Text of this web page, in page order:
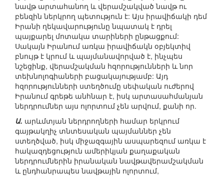
նավթ արտահանող և վերամշակված նավթ ու
բենզին ներկրող պետություն է: Այս իրավիճակի դեմ
Իրանի ղեկավարությունը նպատակ է դրել
պայքարել մոտակա տարիների ընթացքում:
Սակայն Իրանում առկա իրավիճակն օբյեկտիվ
բնույթ է կրում և պայմանավորված է, ինչպես
նշեցինք, վերամշակման հզորությունների և նոր
տեխնոլոգիաների բացակայությամբ: Այդ
հզորությունների ստեղծումը սեփական ուժերով
Իրանում գրեթե անհնար է, իսկ արտասահմանյան
ներդրումներ այս ոլորտում չեն արվում, քանի որ.
Ա. արևմտյան ներդրողների համար երկրում
գայթակղիչ տնտեսական պայմաններ չեն
ստեղծված, իսկ միջազգային ասպարեզում առկա է
հակազդեցություն ամերիկյան քաղաքական
ներդրումներին իրանական նավթավերամշակման
և ընդհանրապես նավթային ոլորտում,